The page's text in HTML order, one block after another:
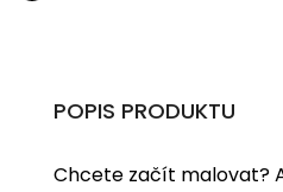
POPIS PRODUKTU
Chcete začít malovat?